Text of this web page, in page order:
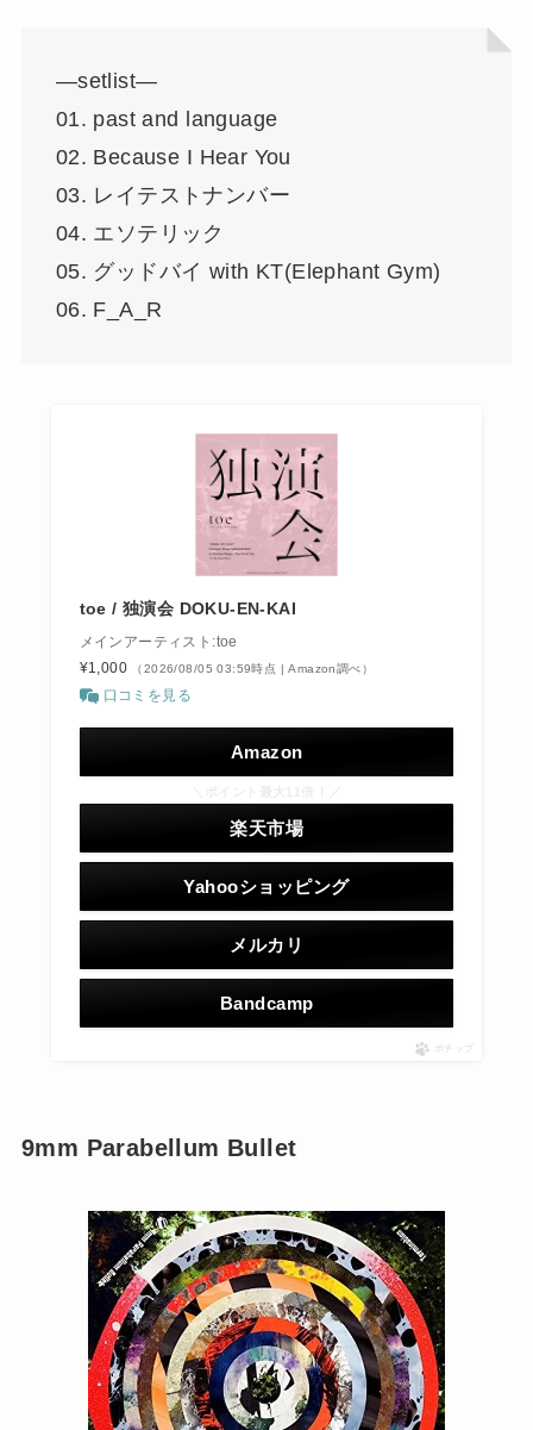
—setlist—
01. past and language
02. Because I Hear You
03. レイテストナンバー
04. エソテリック
05. グッドバイ with KT(Elephant Gym)
06. F_A_R
toe / 独演会 DOKU-EN-KAI
メインアーティスト:toe
¥1,000
（2026/08/05 03:59時点 | Amazon調べ）
口コミを見る
Amazon
楽天市場
Yahooショッピング
メルカリ
Bandcamp
ポチップ
9mm Parabellum Bullet